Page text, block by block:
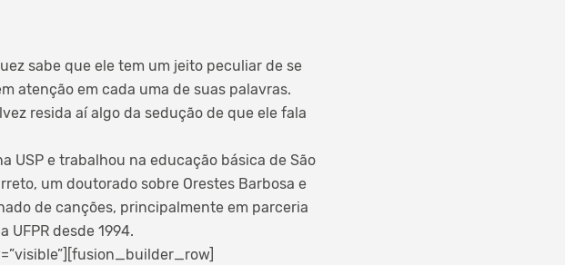
sabe que ele tem um jeito peculiar de se
atenção em cada uma de suas palavras.
resida aí algo da sedução de que ele fala
USP e trabalhou na educação básica de São
um doutorado sobre Orestes Barbosa e
de canções, principalmente em parceria
UFPR desde 1994.